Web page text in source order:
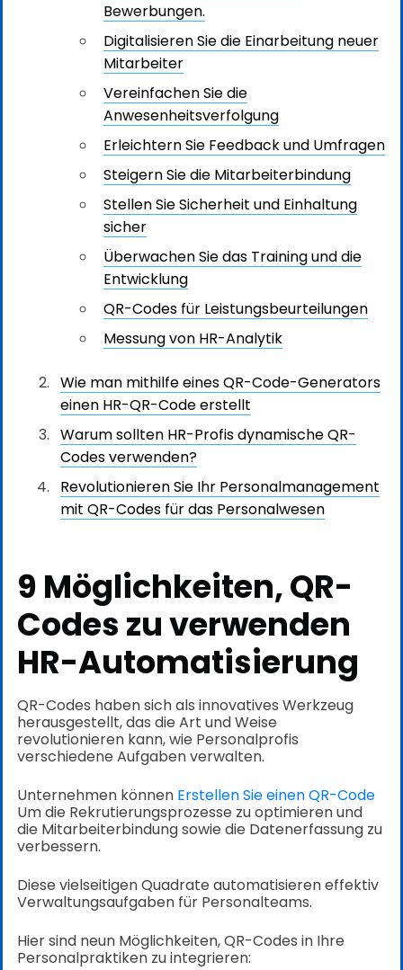
Bewerbungen.
Digitalisieren Sie die Einarbeitung neuer
Mitarbeiter
Vereinfachen Sie die
Anwesenheitsverfolgung
Erleichtern Sie Feedback und Umfragen
Steigern Sie die Mitarbeiterbindung
Stellen Sie Sicherheit und Einhaltung
sicher
Überwachen Sie das Training und die
Entwicklung
QR-Codes für Leistungsbeurteilungen
Messung von HR-Analytik
Wie man mithilfe eines QR-Code-Generators
einen HR-QR-Code erstellt
Warum sollten HR-Profis dynamische QR-
Codes verwenden?
Revolutionieren Sie Ihr Personalmanagement
mit QR-Codes für das Personalwesen
9 Möglichkeiten, QR-
Codes zu verwenden
HR-Automatisierung
QR-Codes haben sich als innovatives Werkzeug
herausgestellt, das die Art und Weise
revolutionieren kann, wie Personalprofis
verschiedene Aufgaben verwalten.
Unternehmen können Erstellen Sie einen QR-Code
Um die Rekrutierungsprozesse zu optimieren und
die Mitarbeiterbindung sowie die Datenerfassung zu
verbessern.
Diese vielseitigen Quadrate automatisieren effektiv
Verwaltungsaufgaben für Personalteams.
Hier sind neun Möglichkeiten, QR-Codes in Ihre
Personalpraktiken zu integrieren: